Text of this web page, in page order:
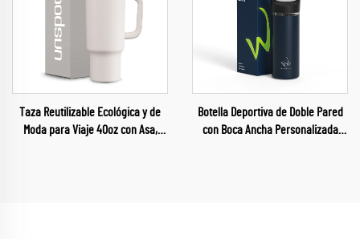
Taza Reutilizable Ecológica y de
Moda para Viaje 40oz con Asa,
Botella Deportiva de Doble Pared
con Boca Ancha Personalizada